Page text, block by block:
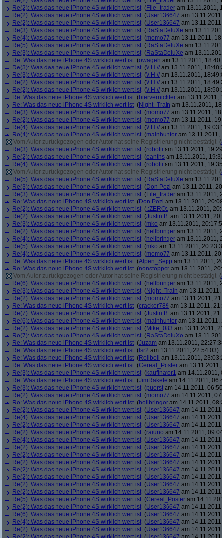
Re(2): Was das neue iPhone 4S wirklich wert ist (File_trader am 13.11.2011,
Re(2): Was das neue iPhone 4S wirklich wert ist (User136647 am
Re(2): Was das neue iPhone 4S wirklich wert ist (User136647 am
Re(3): Was das neue iPhone 4S wirklich wert ist (RaStaDeluXe am
Re(4): Was das neue iPhone 4S wirklich wert ist (momo77 am 13.11.2011,
Re(5): Was das neue iPhone 4S wirklich wert ist (RaStaDeluXe am
Re(3): Was das neue iPhone 4S wirklich wert ist (RaStaDeluXe am
Re: Was das neue iPhone 4S wirklich wert ist (owageh am 13.11.2011,
Re(3): Was das neue iPhone 4S wirklich wert ist (\\ H // am 13.11.2011,
Re(3): Was das neue iPhone 4S wirklich wert ist (\\ H // am 13.11.2011,
Re(2): Was das neue iPhone 4S wirklich wert ist (\\ H // am 13.11.2011,
Re(2): Was das neue iPhone 4S wirklich wert ist (\\ H // am 13.11.2011,
Re: Was das neue iPhone 4S wirklich wert ist (biervernichter am 13.11.2011,
Re: Was das neue iPhone 4S wirklich wert ist (Night_Train am 13.11.2011,
Re(3): Was das neue iPhone 4S wirklich wert ist (momo77 am 13.11.2011,
Re(2): Was das neue iPhone 4S wirklich wert ist (momo77 am 13.11.2011,
Re(4): Was das neue iPhone 4S wirklich wert ist (\\ H // am 13.11.2011,
Re(4): Was das neue iPhone 4S wirklich wert ist (mainhunter am 13.11.2011,
Vom Autor zurückgezogen oder Autor hat seine Registrierung nicht bestätigt (
Re(3): Was das neue iPhone 4S wirklich wert ist (robotti am 13.11.2011,
Re(2): Was das neue iPhone 4S wirklich wert ist (eanths am 13.11.2011,
Re(4): Was das neue iPhone 4S wirklich wert ist (robotti am 13.11.2011,
Vom Autor zurückgezogen oder Autor hat seine Registrierung nicht bestätigt (
Re(5): Was das neue iPhone 4S wirklich wert ist (RaStaDeluXe am
Re(3): Was das neue iPhone 4S wirklich wert ist (Don Pezi am 13.11.2011,
Re(3): Was das neue iPhone 4S wirklich wert ist (File_trader am 13.11.2011,
Re: Was das neue iPhone 4S wirklich wert ist (Don Pezi am 13.11.2011,
Re(2): Was das neue iPhone 4S wirklich wert ist (.:ZERO:. am 13.11.2011,
Re(2): Was das neue iPhone 4S wirklich wert ist (Justin B. am 13.11.2011,
Re(3): Was das neue iPhone 4S wirklich wert ist (mko am 13.11.2011,
Re(2): Was das neue iPhone 4S wirklich wert ist (hellbringer am 13.11.2011,
Re(4): Was das neue iPhone 4S wirklich wert ist (hellbringer am 13.11.2011,
Re(5): Was das neue iPhone 4S wirklich wert ist (mko am 13.11.2011,
Re(4): Was das neue iPhone 4S wirklich wert ist (momo77 am 13.11.2011,
Re: Was das neue iPhone 4S wirklich wert ist (Alpen_Sepp am 13.11.2011,
Re: Was das neue iPhone 4S wirklich wert ist (nonstopper am 13.11.2011,
Vom Autor zurückgezogen oder Autor hat seine Registrierung nicht bestätigt (
Re(6): Was das neue iPhone 4S wirklich wert ist (hellbringer am 13.11.2011,
Re(3): Was das neue iPhone 4S wirklich wert ist (Night_Train am
Re(2): Was das neue iPhone 4S wirklich wert ist (momo77 am 13.11.2011,
Re: Was das neue iPhone 4S wirklich wert ist (cracker789 am 13.11.2011,
Re(7): Was das neue iPhone 4S wirklich wert ist (Justin B. am 13.11.2011,
Re(6): Was das neue iPhone 4S wirklich wert ist (mainhunter am 13.11.2011,
Re(2): Was das neue iPhone 4S wirklich wert ist (Mike_083 am 13.11.2011,
Re(7): Was das neue iPhone 4S wirklich wert ist (RaStaDeluXe am
Re: Was das neue iPhone 4S wirklich wert ist (Juzam am 13.11.2011,
Re: Was das neue iPhone 4S wirklich wert ist ( lsr2 am 13.11.2011, 22:54:03)
Re: Was das neue iPhone 4S wirklich wert ist (Roliboli am 13.11.2011,
Re: Was das neue iPhone 4S wirklich wert ist (Cereal_Poster am
Re(3): Was das neue iPhone 4S wirklich wert ist (kaufinator1 am 14.11.2011,
Re: Was das neue iPhone 4S wirklich wert ist (JimRakete am 14.11.2011,
Re(3): Was das neue iPhone 4S wirklich wert ist (puerst am 14.11.2011,
Re(2): Was das neue iPhone 4S wirklich wert ist (momo77 am 14.11.2011,
Re: Was das neue iPhone 4S wirklich wert ist (hellbringer am 14.11.2011,
Re(2): Was das neue iPhone 4S wirklich wert ist (User136647 am
Re(4): Was das neue iPhone 4S wirklich wert ist (User136647 am
Re(2): Was das neue iPhone 4S wirklich wert ist (User136647 am
Re(2): Was das neue iPhone 4S wirklich wert ist (raiuno am 14.11.2011,
Re(4): Was das neue iPhone 4S wirklich wert ist (User136647 am
Re(2): Was das neue iPhone 4S wirklich wert ist (User136647 am
Re(2): Was das neue iPhone 4S wirklich wert ist (User136647 am
Re(2): Was das neue iPhone 4S wirklich wert ist (User136647 am
Re(2): Was das neue iPhone 4S wirklich wert ist (User136647 am
Re(2): Was das neue iPhone 4S wirklich wert ist (User136647 am
Re(2): Was das neue iPhone 4S wirklich wert ist (User136647 am
Re(2): Was das neue iPhone 4S wirklich wert ist (User136647 am
Re(5): Was das neue iPhone 4S wirklich wert ist (Cereal_Poster am
Re(2): Was das neue iPhone 4S wirklich wert ist (User136647 am
Re(6): Was das neue iPhone 4S wirklich wert ist (User136647 am
Re(4): Was das neue iPhone 4S wirklich wert ist (User136647 am
Re(2): Was das neue iPhone 4S wirklich wert ist (User136647 am
Re(2): Was das neue iPhone 4S wirklich wert ist (User136647 am